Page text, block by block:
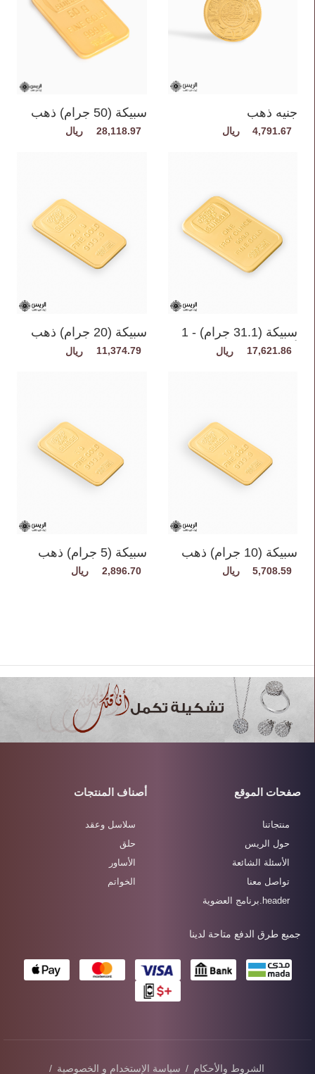
جنيه ذهب
4,791.67
سبيكة (50 جرام) ذهب
صافي
28,118.97
سبيكة (31.1 جرام) - 1
أونصة ذهب صافي
17,621.86
سبيكة (20 جرام) ذهب
صافي
11,374.79
سبيكة (10 جرام) ذهب
صافي
5,708.59
سبيكة (5 جرام) ذهب
صافي
2,896.70
صفحات الموقع
منتجاتنا
حول الريس
الأسئلة الشائعة
تواصل معنا
header.برنامج العضوية
أصناف المنتجات
سلاسل وعقد
حلق
الأساور
الخواتم
جميع طرق الدفع متاحة لدينا
الشروط والأحكام/ سياسة الإستخدام و الخصوصية /